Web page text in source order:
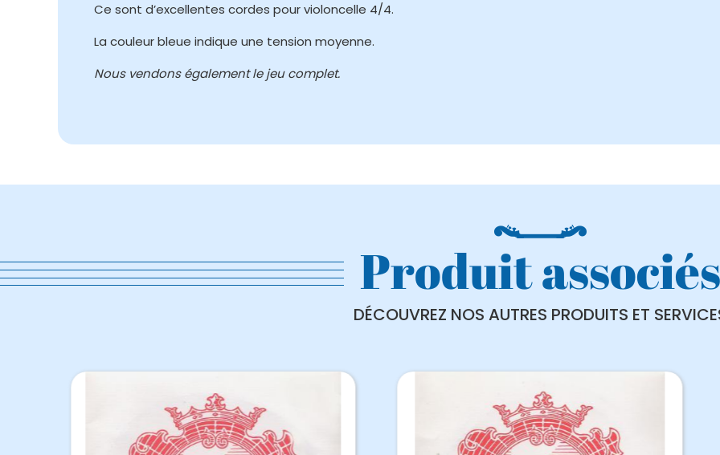
Ce sont d’excellentes cordes pour violoncelle 4/4.
La couleur bleue indique une tension moyenne.
Nous vendons également le jeu complet.
Produit associés
DÉCOUVREZ NOS AUTRES PRODUITS ET